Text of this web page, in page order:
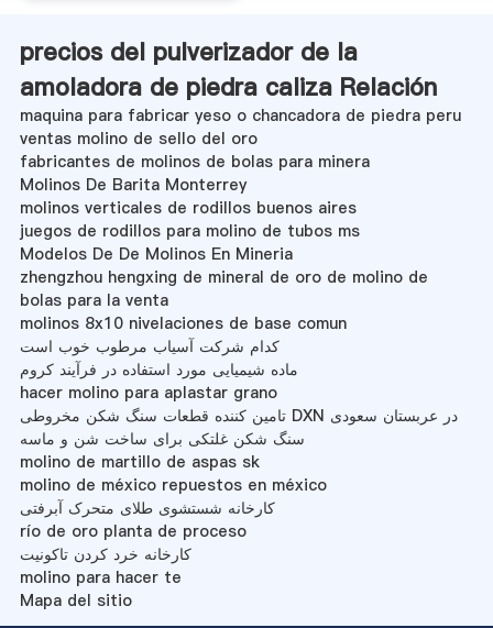
precios del pulverizador de la
amoladora de piedra caliza Relación
maquina para fabricar yeso o chancadora de piedra peru
ventas molino de sello del oro
fabricantes de molinos de bolas para minera
Molinos De Barita Monterrey
molinos verticales de rodillos buenos aires
juegos de rodillos para molino de tubos ms
Modelos De De Molinos En Mineria
zhengzhou hengxing de mineral de oro de molino de
bolas para la venta
molinos 8x10 nivelaciones de base comun
کدام شرکت آسیاب مرطوب خوب است
ماده شیمیایی مورد استفاده در فرآیند کروم
hacer molino para aplastar grano
تامین کننده قطعات سنگ شکن مخروطی DXN در عربستان سعودی
سنگ شکن غلتکی برای ساخت شن و ماسه
molino de martillo de aspas sk
molino de méxico repuestos en méxico
کارخانه شستشوی طلای متحرک آبرفتی
río de oro planta de proceso
کارخانه خرد کردن تاکونیت
molino para hacer te
Mapa del sitio